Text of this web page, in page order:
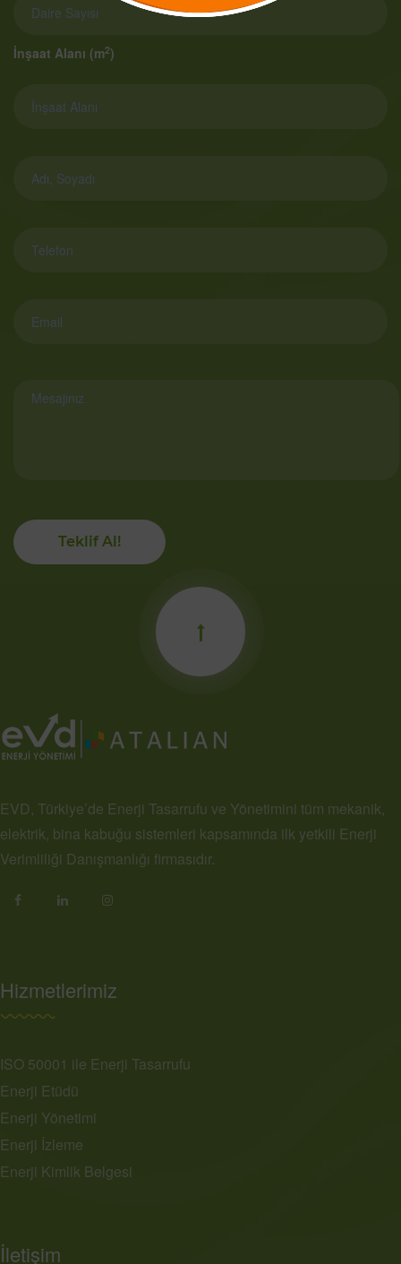
İnşaat Alanı (m2)
Teklif Al!
EVD, Türkiye’de Enerji Tasarrufu ve Yönetimini tüm mekanik,
elektrik, bina kabuğu sistemleri kapsamında ilk yetkili Enerji
Verimliliği Danışmanlığı firmasıdır.
Hizmetlerimiz
ISO 50001 ile Enerji Tasarrufu
Enerji Etüdü
Enerji Yönetimi
Enerji İzleme
Enerji Kimlik Belgesi
İletişim